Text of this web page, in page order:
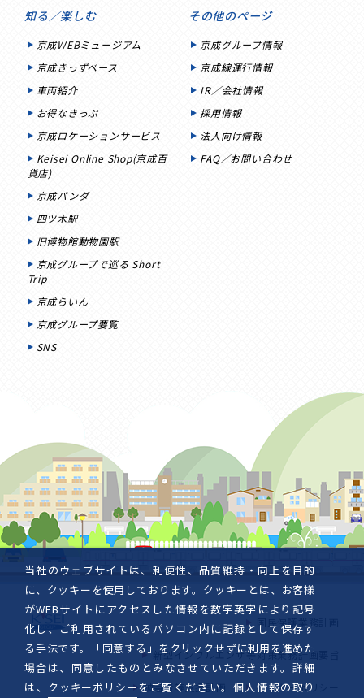
知る／楽しむ
京成WEBミュージアム
京成きっずベース
車両紹介
お得なきっぷ
京成ロケーションサービス
Keisei Online Shop(京成百
貨店)
京成パンダ
四ツ木駅
旧博物館動物園駅
京成グループで巡る Short
Trip
京成らいん
京成グループ要覧
SNS
その他のページ
京成グループ情報
京成線運行情報
IR／会社情報
採用情報
法人向け情報
FAQ／お問い合わせ
国民保護業務計画
新型インフルエンザ等対策業務計画要旨
被害者等支援計画 クッキーポリシー
当社のウェブサイトは、利便性、品質維持・向上を目的
に、クッキーを使用しております。クッキーとは、お客様
がWEBサイトにアクセスした情報を数字英字により記号
化し、ご利用されているパソコン内に記録として保存す
る手法です。「同意する」をクリックせずに利用を進めた
場合は、同意したものとみなさせていただきます。詳細
は、 クッキーポリシー をご覧ください。個人情報の取り